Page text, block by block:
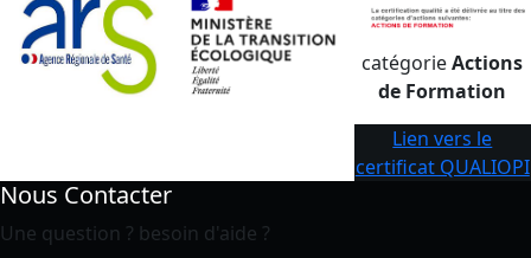
catégorieActions
de Formation
Lien vers le
certificat QUALIOPI
Nous Contacter
Une question ? besoin d'aide ?